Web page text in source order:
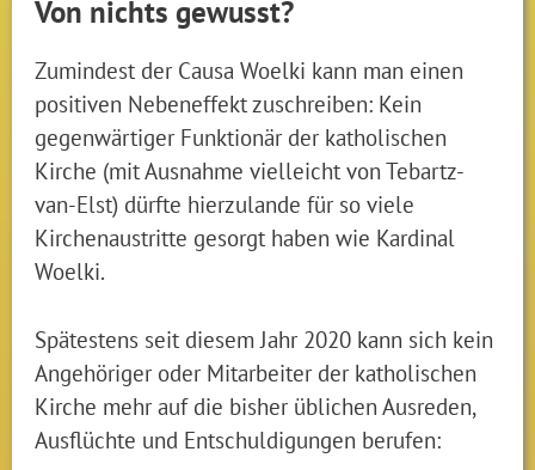
Von nichts gewusst?
Zumindest der Causa Woelki kann man einen
positiven Nebeneffekt zuschreiben: Kein
gegenwärtiger Funktionär der katholischen
Kirche (mit Ausnahme vielleicht von Tebartz-
van-Elst) dürfte hierzulande für so viele
Kirchenaustritte gesorgt haben wie Kardinal
Woelki.
Spätestens seit diesem Jahr 2020 kann sich kein
Angehöriger oder Mitarbeiter der katholischen
Kirche mehr auf die bisher üblichen Ausreden,
Ausflüchte und Entschuldigungen berufen: